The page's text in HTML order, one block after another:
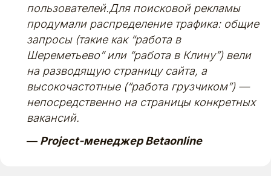
пользователей.Для поисковой рекламы
продумали распределение трафика: общие
запросы (такие как “работа в
Шереметьево” или “работа в Клину”) вели
на разводящую страницу сайта, а
высокочастотные (“работа грузчиком”) —
непосредственно на страницы конкретных
вакансий.
— Project-менеджер Betaonline